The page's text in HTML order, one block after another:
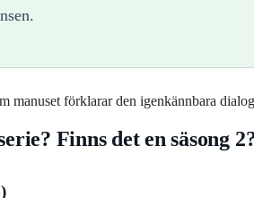
manuset förklarar den igenkännbara
Finns det en säsong